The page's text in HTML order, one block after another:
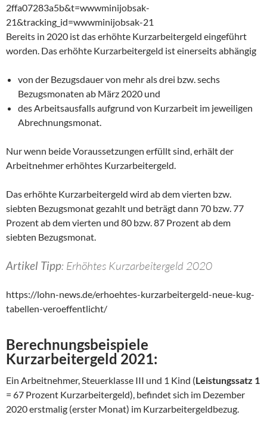
2ffa07283a5b&t=wwwminijobsak-
21&tracking_id=wwwminijobsak-21
Bereits in 2020 ist das erhöhte Kurzarbeitergeld eingeführt
worden. Das erhöhte Kurzarbeitergeld ist einerseits abhängig
von der Bezugsdauer von mehr als drei bzw. sechs
Bezugsmonaten ab März 2020 und
des Arbeitsausfalls aufgrund von Kurzarbeit im jeweiligen
Abrechnungsmonat.
Nur wenn beide Voraussetzungen erfüllt sind, erhält der
Arbeitnehmer erhöhtes Kurzarbeitergeld.
Das erhöhte Kurzarbeitergeld wird ab dem vierten bzw.
siebten Bezugsmonat gezahlt und beträgt dann 70 bzw. 77
Prozent ab dem vierten und 80 bzw. 87 Prozent ab dem
siebten Bezugsmonat.
Artikel Tipp: Erhöhtes Kurzarbeitergeld 2020
https://lohn-news.de/erhoehtes-kurzarbeitergeld-neue-kug-
tabellen-veroeffentlicht/
Berechnungsbeispiele
Kurzarbeitergeld 2021:
Ein Arbeitnehmer, Steuerklasse III und 1 Kind (Leistungssatz 1
= 67 Prozent Kurzarbeitergeld), befindet sich im Dezember
2020 erstmalig (erster Monat) im Kurzarbeitergeldbezug.